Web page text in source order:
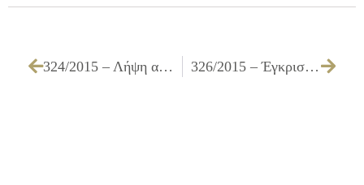
324/2015 – Λήψη απόφασης για εξουσιοδότηση του δικηγόρου του Δήμου για παράσταση σε δικαστήρια 326/2015 – Έγκριση πίστωσης και τεχνικών προδιαγραφών για την «Προμήθεια ειδών παντοπωλείου για τις ανάγκες των υπηρεσιών του Δήμου»